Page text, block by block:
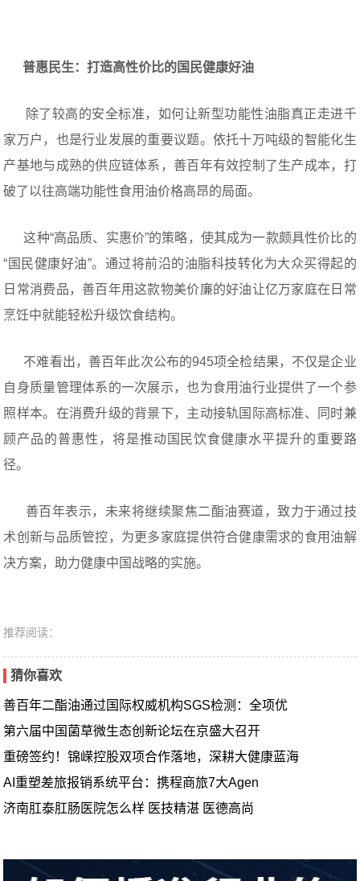
普惠民生：打造高性价比的国民健康好油
除了较高的安全标准，如何让新型功能性油脂真正走进千
家万户，也是行业发展的重要议题。依托十万吨级的智能化生
产基地与成熟的供应链体系，善百年有效控制了生产成本，打
破了以往高端功能性食用油价格高昂的局面。
这种“高品质、实惠价”的策略，使其成为一款颇具性价比的
“国民健康好油”。通过将前沿的油脂科技转化为大众买得起的
日常消费品，善百年用这款物美价廉的好油让亿万家庭在日常
烹饪中就能轻松升级饮食结构。
不难看出，善百年此次公布的945项全检结果，不仅是企业
自身质量管理体系的一次展示，也为食用油行业提供了一个参
照样本。在消费升级的背景下，主动接轨国际高标准、同时兼
顾产品的普惠性，将是推动国民饮食健康水平提升的重要路
径。
善百年表示，未来将继续聚焦二酯油赛道，致力于通过技
术创新与品质管控，为更多家庭提供符合健康需求的食用油解
决方案，助力健康中国战略的实施。
推荐阅读：
猜你喜欢
善百年二酯油通过国际权威机构SGS检测：全项优
第六届中国菌草微生态创新论坛在京盛大召开
重磅签约！锦嵘控股双项合作落地，深耕大健康蓝海
AI重塑差旅报销系统平台：携程商旅7大Agen
济南肛泰肛肠医院怎么样 医技精湛 医德高尚